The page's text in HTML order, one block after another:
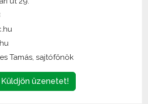
Küldjön üzenetet!